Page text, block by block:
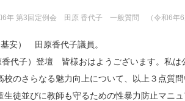
6年 第3回定例会 田原 香代子 一般質問 （令和6年6
安） 田原香代子議員。
代子）登壇 皆様おはようございます。私は
校のさらなる魅力向上について、以上３点質問
徒並びに教師も守るための性暴力防止マニュ